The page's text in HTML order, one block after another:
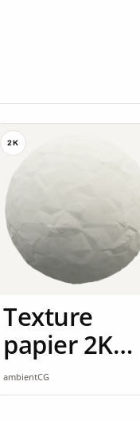
2K
Texture
papier 2K
seamless
ambientCG